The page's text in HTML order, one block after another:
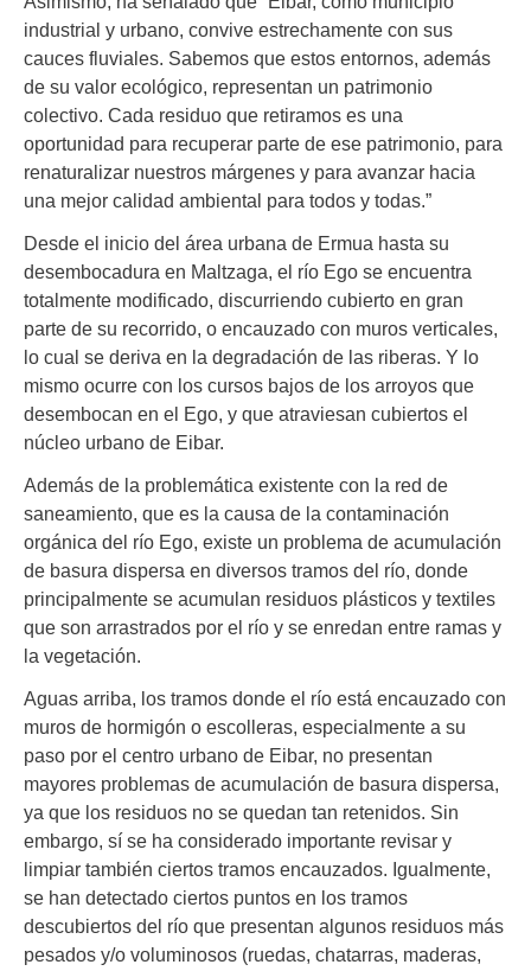
industrial y urbano, convive estrechamente con sus
cauces fluviales. Sabemos que estos entornos, además
de su valor ecológico, representan un patrimonio
colectivo. Cada residuo que retiramos es una
oportunidad para recuperar parte de ese patrimonio, para
renaturalizar nuestros márgenes y para avanzar hacia
una mejor calidad ambiental para todos y todas.”
Desde el inicio del área urbana de Ermua hasta su
desembocadura en Maltzaga, el río Ego se encuentra
totalmente modificado, discurriendo cubierto en gran
parte de su recorrido, o encauzado con muros verticales,
lo cual se deriva en la degradación de las riberas. Y lo
mismo ocurre con los cursos bajos de los arroyos que
desembocan en el Ego, y que atraviesan cubiertos el
núcleo urbano de Eibar.
Además de la problemática existente con la red de
saneamiento, que es la causa de la contaminación
orgánica del río Ego, existe un problema de acumulación
de basura dispersa en diversos tramos del río, donde
principalmente se acumulan residuos plásticos y textiles
que son arrastrados por el río y se enredan entre ramas y
la vegetación.
Aguas arriba, los tramos donde el río está encauzado con
muros de hormigón o escolleras, especialmente a su
paso por el centro urbano de Eibar, no presentan
mayores problemas de acumulación de basura dispersa,
ya que los residuos no se quedan tan retenidos. Sin
embargo, sí se ha considerado importante revisar y
limpiar también ciertos tramos encauzados. Igualmente,
se han detectado ciertos puntos en los tramos
descubiertos del río que presentan algunos residuos más
pesados y/o voluminosos (ruedas, chatarras, maderas,